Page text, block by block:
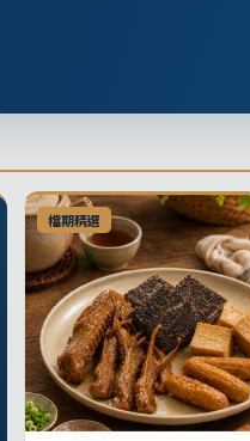
檔期精選